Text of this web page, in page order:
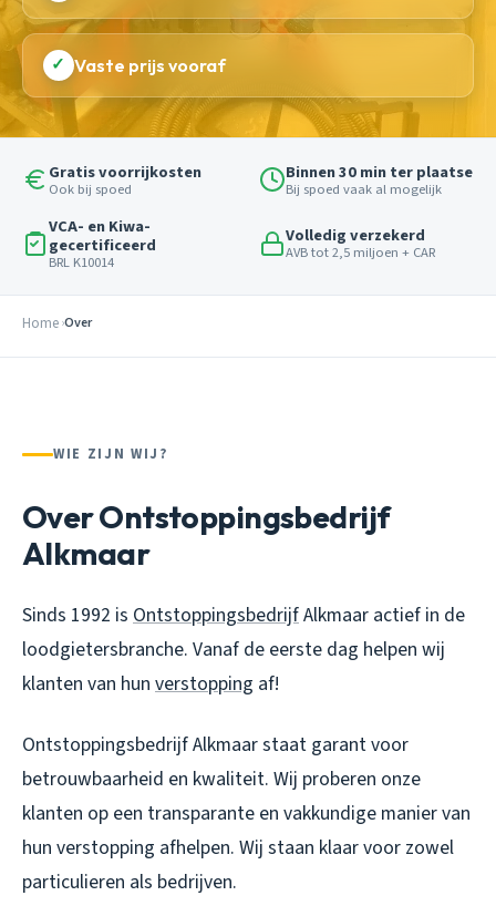
✓ Vaste prijs vooraf
Gratis voorrijkosten
Ook bij spoed
Binnen 30 min ter plaatse
Bij spoed vaak al mogelijk
VCA- en Kiwa-
gecertificeerd
BRL K10014
Volledig verzekerd
AVB tot 2,5 miljoen + CAR
Home Over
WIE ZIJN WIJ?
Over Ontstoppingsbedrijf
Alkmaar
Sinds 1992 is OntstoppingsbedrijfAlkmaar actief in de
loodgietersbranche. Vanaf de eerste dag helpen wij
klanten van hun verstopping af!
Ontstoppingsbedrijf Alkmaar staat garant voor
betrouwbaarheid en kwaliteit. Wij proberen onze
klanten op een transparante en vakkundige manier van
hun verstopping afhelpen. Wij staan klaar voor zowel
particulieren als bedrijven.